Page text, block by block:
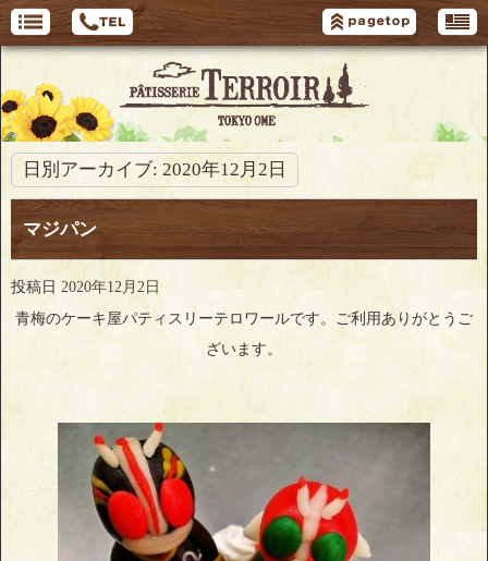
日別アーカイブ: 2020年12月2日
マジパン
投稿日 2020年12月2日
青梅のケーキ屋パティスリーテロワールです。ご利用ありがとうご
ざいます。